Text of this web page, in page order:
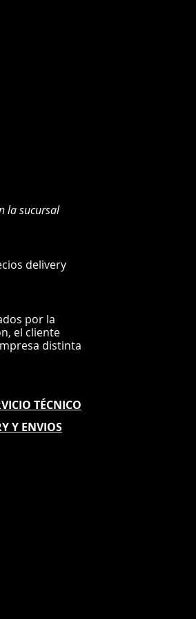
la sucursal
precios delivery
por la
el cliente
empresa distinta
TÉCNICO
Y ENVIOS